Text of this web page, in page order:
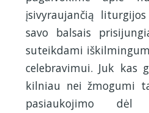
įsivyraujančią
savo balsais
suteikdami
celebravimui. Juk
kilniau nei žmogumi
pasiaukojimo dėl